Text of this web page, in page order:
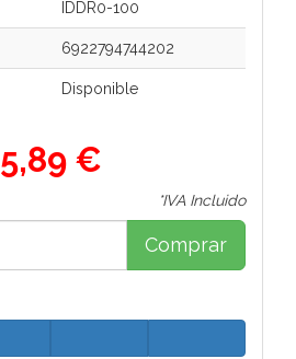
IDDR0-100
6922794744202
Disponible
5,89 €
*IVA Incluido
Comprar